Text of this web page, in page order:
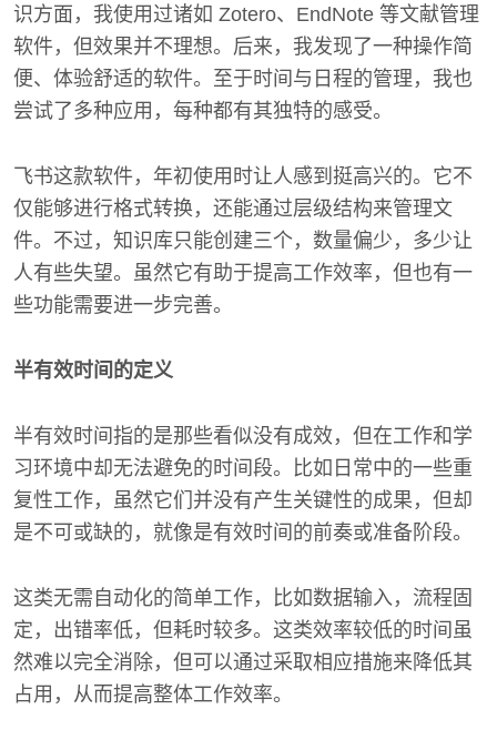
识方面，我使用过诸如 Zotero、EndNote 等文献管理
软件，但效果并不理想。后来，我发现了一种操作简
便、体验舒适的软件。至于时间与日程的管理，我也
尝试了多种应用，每种都有其独特的感受。
飞书这款软件，年初使用时让人感到挺高兴的。它不
仅能够进行格式转换，还能通过层级结构来管理文
件。不过，知识库只能创建三个，数量偏少，多少让
人有些失望。虽然它有助于提高工作效率，但也有一
些功能需要进一步完善。
半有效时间的定义
半有效时间指的是那些看似没有成效，但在工作和学
习环境中却无法避免的时间段。比如日常中的一些重
复性工作，虽然它们并没有产生关键性的成果，但却
是不可或缺的，就像是有效时间的前奏或准备阶段。
这类无需自动化的简单工作，比如数据输入，流程固
定，出错率低，但耗时较多。这类效率较低的时间虽
然难以完全消除，但可以通过采取相应措施来降低其
占用，从而提高整体工作效率。